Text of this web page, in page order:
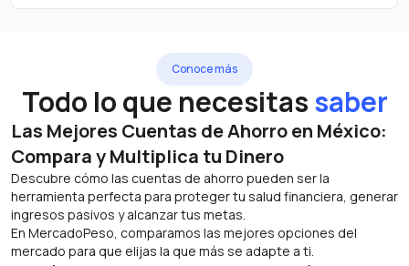
Conoce más
Todo lo que necesitassaber
Las Mejores Cuentas de Ahorro en México:
Compara y Multiplica tu Dinero
Descubre cómo las cuentas de ahorro pueden ser la
herramienta perfecta para proteger tu salud financiera, generar
ingresos pasivos y alcanzar tus metas.
En MercadoPeso, comparamos las mejores opciones del
mercado para que elijas la que más se adapte a ti.